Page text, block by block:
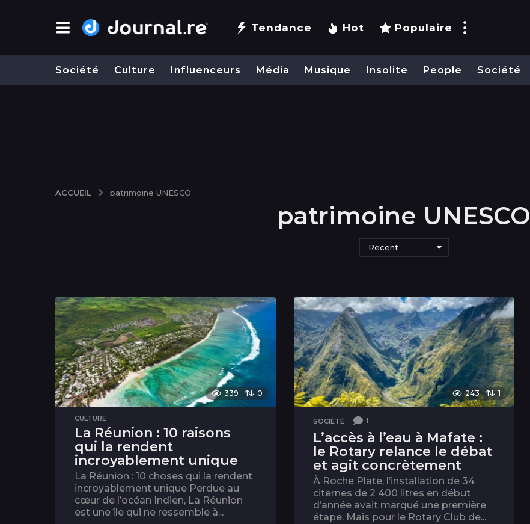
Tendance Hot Populaire
Société Culture Influenceurs Média Musique Insolite People Société
ACCUEIL patrimoine UNESCO
patrimoine UNESCO
Recent
339 0
CULTURE
La Réunion : 10 raisons
qui la rendent
incroyablement unique
La Réunion : 10 choses qui la rendent
incroyablement unique Perdue au
cœur de l’océan Indien, La Réunion
est une île qui ne ressemble à...
243 1
SOCIÉTÉ 1
L’accès à l’eau à Mafate :
le Rotary relance le débat
et agit concrètement
À Roche Plate, l’installation de 34
citernes de 2 400 litres en début
d’année avait marqué une première
étape. Mais pour le Rotary Club de...